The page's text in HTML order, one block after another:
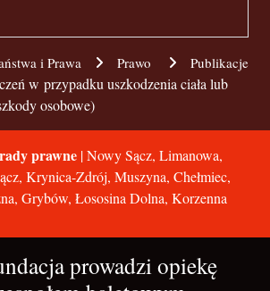
i Prawa Prawo Publikacje
w przypadku uszkodzenia ciała lub
osobowe)
prawne| Nowy Sącz, Limanowa,
Krynica-Zdrój, Muszyna, Chełmiec,
Grybów, Łososina Dolna, Korzenna
prowadzi opiekę